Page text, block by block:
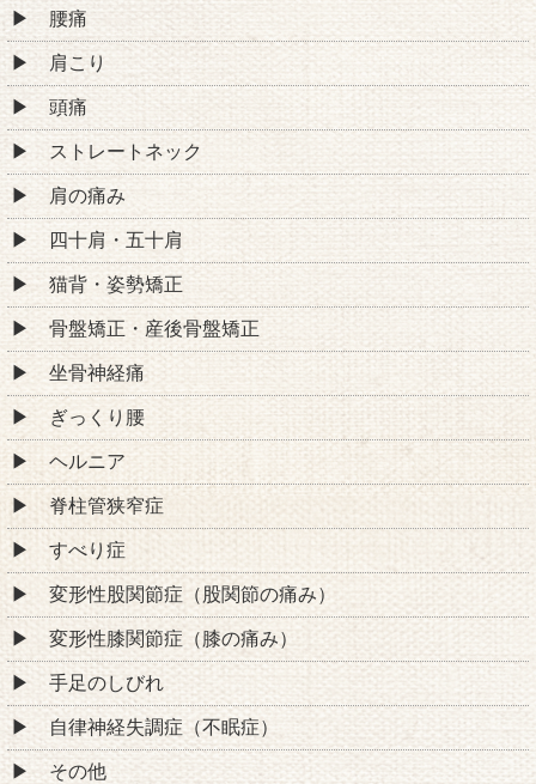
腰痛
肩こり
頭痛
ストレートネック
肩の痛み
四十肩・五十肩
猫背・姿勢矯正
骨盤矯正・産後骨盤矯正
坐骨神経痛
ぎっくり腰
ヘルニア
脊柱管狭窄症
すべり症
変形性股関節症（股関節の痛み）
変形性膝関節症（膝の痛み）
手足のしびれ
自律神経失調症（不眠症）
その他